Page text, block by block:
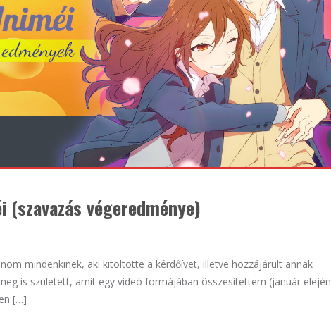
(szavazás végeredménye)
mindenkinek, aki kitöltötte a kérdőívet, illetve hozzájárult annak
is született, amit egy videó formájában összesítettem (január elején
[…]